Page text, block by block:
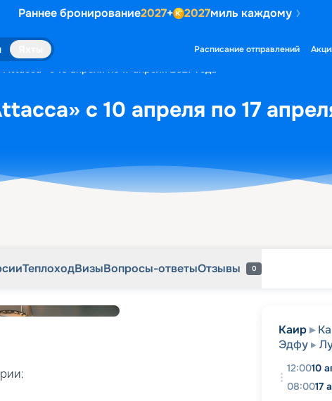
Раннее бронирование2027+ 2027миль каждому
Расписание отправлений
с 10 апреля по 17 апреля 2027 года
с 10 апреля по 17
ТеплоходВизыВопросы-ответыОтзывы 0
Каир
Эдфу
12:0010
08:0017